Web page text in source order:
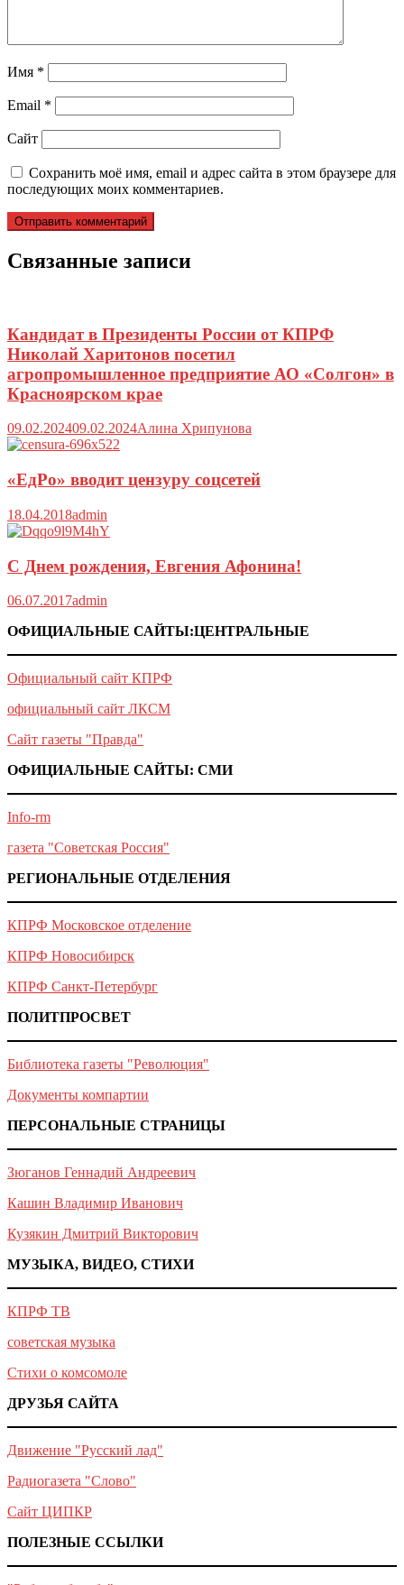
Имя *
Email *
Сайт
Сохранить моё имя, email и адрес сайта в этом браузере для
последующих моих комментариев.
Связанные записи
Кандидат в Президенты России от КПРФ
Николай Харитонов посетил
агропромышленное предприятие АО «Солгон» в
Красноярском крае
09.02.202409.02.2024Алина Хрипунова
«ЕдРо» вводит цензуру соцсетей
18.04.2018admin
С Днем рождения, Евгения Афонина!
06.07.2017admin
ОФИЦИАЛЬНЫЕ САЙТЫ:ЦЕНТРАЛЬНЫЕ
Официальный сайт КПРФ
официальный сайт ЛКСМ
Сайт газеты "Правда"
ОФИЦИАЛЬНЫЕ САЙТЫ: СМИ
Info-rm
газета "Советская Россия"
РЕГИОНАЛЬНЫЕ ОТДЕЛЕНИЯ
КПРФ Московское отделение
КПРФ Новосибирск
КПРФ Санкт-Петербург
ПОЛИТПРОСВЕТ
Библиотека газеты "Революция"
Документы компартии
ПЕРСОНАЛЬНЫЕ СТРАНИЦЫ
Зюганов Геннадий Андреевич
Кашин Владимир Иванович
Кузякин Дмитрий Викторович
МУЗЫКА, ВИДЕО, СТИХИ
КПРФ ТВ
советская музыка
Стихи о комсомоле
ДРУЗЬЯ САЙТА
Движение "Русский лад"
Радиогазета "Слово"
Сайт ЦИПКР
ПОЛЕЗНЫЕ ССЫЛКИ